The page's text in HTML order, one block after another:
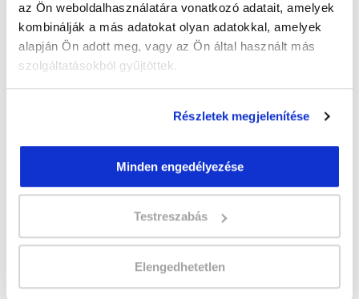
az Ön weboldalhasználatára vonatkozó adatait, amelyek
kombinálják a más adatokat olyan adatokkal, amelyek
alapján Ön adott meg, vagy az Ön által használt más
szolgáltatásokból gyűjtöttek.
Részletek megjelenítése
Minden engedélyezése
Testreszabás
Elengedhetetlen
26 nap az indulásig!
Időtartam:3-4 hónap
Indulás időpontja:2026-09-04
120.000 Ft-ra csökkenthető! Ősztől áremelés
A csoport a meghirdetett időpontban
biztosan indul!
Jelentkezem!